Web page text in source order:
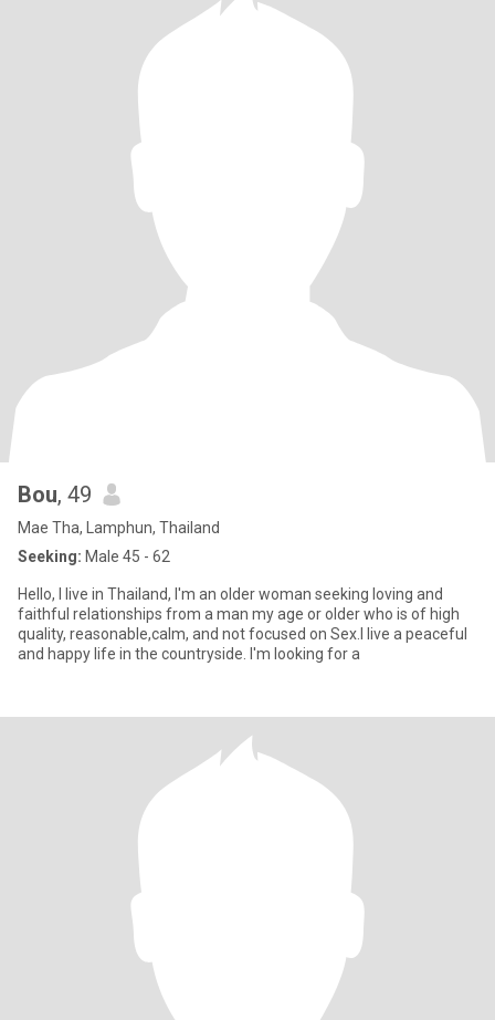
Bou, 49
Mae Tha, Lamphun, Thailand
Seeking: Male 45 - 62
Hello, I live in Thailand, I'm an older woman seeking loving and
faithful relationships from a man my age or older who is of high
quality, reasonable,calm, and not focused on Sex.I live a peaceful
and happy life in the countryside. I'm looking for a